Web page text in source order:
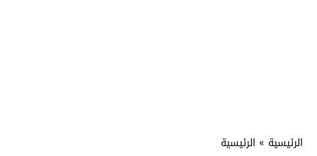
الرئيسية » الرئيسية